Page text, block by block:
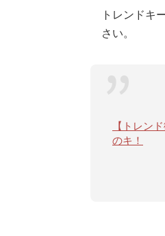
トレンドキ
さい。
【トレン
のキ！